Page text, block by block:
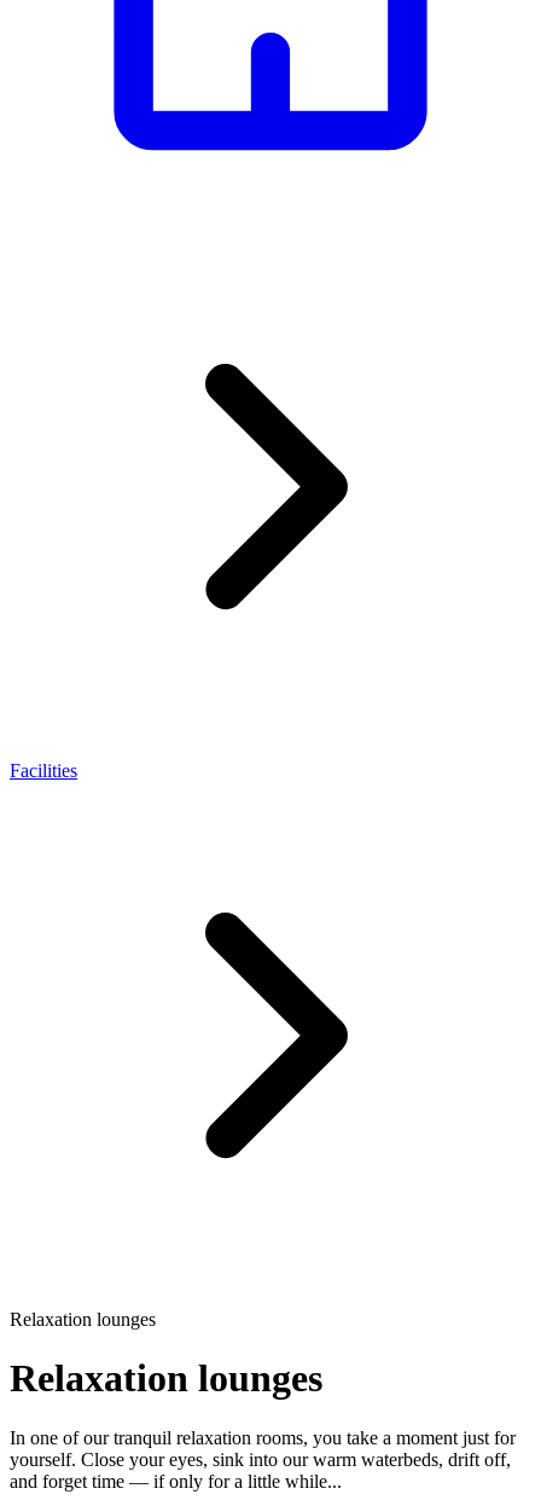
Facilities
Relaxation lounges
Relaxation lounges
In one of our tranquil relaxation rooms, you take a moment just for
yourself. Close your eyes, sink into our warm waterbeds, drift off,
and forget time — if only for a little while...